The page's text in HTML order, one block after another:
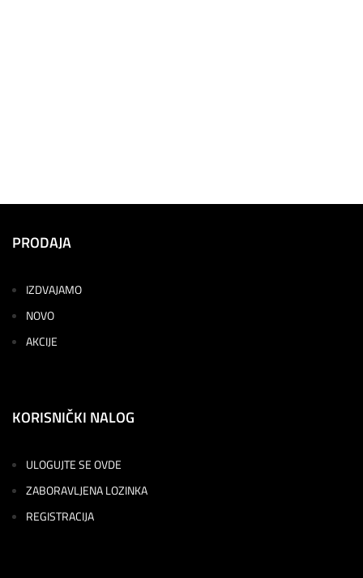
PRODAJA
IZDVAJAMO
NOVO
AKCIJE
KORISNIČKI NALOG
ULOGUJTE SE OVDE
ZABORAVLJENA LOZINKA
REGISTRACIJA